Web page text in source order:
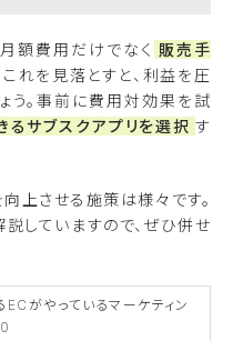
額費用だけでなく 販売手
これを見落とすと、利益を圧
う。事前に費用対効果を試
サブスクアプリを選択 す
上させる施策は様々です。
していますので、ぜひ併せ
ECがやっているマーケティン